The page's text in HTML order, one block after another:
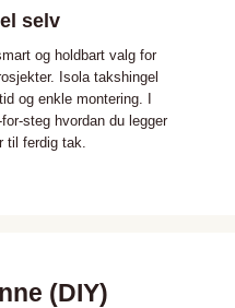
selv
og holdbart valg for
Isola takshingel
og enkle montering. I
steg hvordan du legger
til ferdig tak.
(DIY)